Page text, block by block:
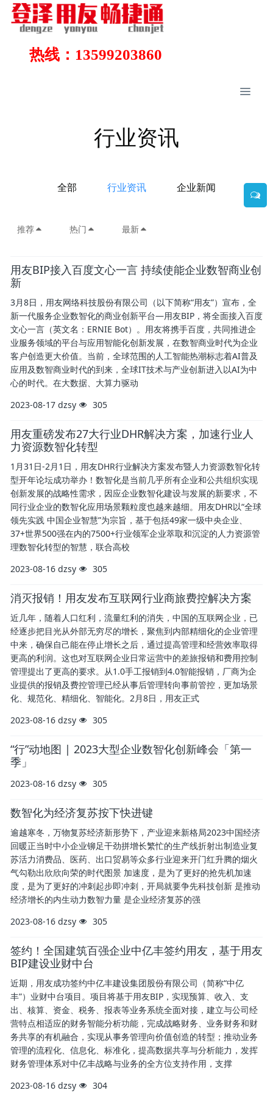
热线：13599203860
行业资讯
全部 行业资讯 企业新闻
推荐 热门 最新
用友BIP接入百度文心一言 持续使能企业数智商业创
新
3月8日，用友网络科技股份有限公司（以下简称“用友”）宣布，全
新一代服务企业数智化的商业创新平台—用友BIP，将全面接入百度
文心一言（英文名：ERNIE Bot）。用友将携手百度，共同推进企
业服务领域的平台与应用智能化创新发展，在数智商业时代为企业
客户创造更大价值。当前，全球范围的人工智能热潮标志着AI普及
应用及数智商业时代的到来，全球IT技术与产业创新进入以AI为中
心的时代。在大数据、大算力驱动
2023-08-17 dzsy 305
用友重磅发布27大行业DHR解决方案，加速行业人
力资源数智化转型
1月31日-2月1日，用友DHR行业解决方案发布暨人力资源数智化转
型开年论坛成功举办！数智化是当前几乎所有企业和公共组织实现
创新发展的战略性需求，因应企业数智化建设与发展的新要求，不
同行业企业的数智化应用场景颗粒度也越来越细。用友DHR以“全球
领先实践 中国企业智慧”为宗旨，基于包括49家一级中央企业、
37+世界500强在内的7500+行业领军企业萃取和沉淀的人力资源管
理数智化转型的智慧，联合高校
2023-08-16 dzsy 305
消灭报销！用友发布互联网行业商旅费控解决方案
近几年，随着人口红利，流量红利的消失，中国的互联网企业，已
经逐步把目光从外部无穷尽的增长，聚焦到内部精细化的企业管理
中来，确保自己能在停止增长之后，通过提高管理和经营效率取得
更高的利润。这也对互联网企业日常运营中的差旅报销和费用控制
管理提出了更高的要求。从1.0手工报销到4.0智能报销，厂商为企
业提供的报销及费控管理已经从事后管理转向事前管控，更加场景
化、规范化、精细化、智能化。2月8日，用友正式
2023-08-16 dzsy 305
“行”动地图 | 2023大型企业数智化创新峰会「第一
季」
2023-08-16 dzsy 305
数智化为经济复苏按下快进键
逾越寒冬，万物复苏经济新形势下，产业迎来新格局2023中国经济
回暖正当时中小企业铆足干劲拼增长繁忙的生产线折射出制造业复
苏活力消费品、医药、出口贸易等众多行业迎来开门红升腾的烟火
气勾勒出欣欣向荣的时代图景 加速度，是为了更好的抢先机加速
度，是为了更好的冲刺起步即冲刺，开局就要争先科技创新 是推动
经济增长的内生动力数智力量 是企业经济复苏的强
2023-08-16 dzsy 305
签约！全国建筑百强企业中亿丰签约用友，基于用友
BIP建设业财中台
近期，用友成功签约中亿丰建设集团股份有限公司（简称“中亿
丰”）业财中台项目。项目将基于用友BIP，实现预算、收入、支
出、核算、资金、税务、报表等业务系统全面对接，建立与公司经
营特点相适应的财务智能分析功能，完成战略财务、业务财务和财
务共享的有机融合，实现从事务管理向价值创造的转型；推动业务
管理的流程化、信息化、标准化，提高数据共享与分析能力，发挥
财务管理体系对中亿丰战略与业务的全方位支持作用，支撑
2023-08-16 dzsy 304